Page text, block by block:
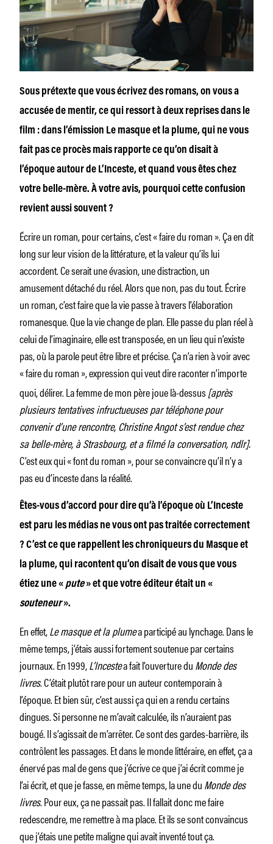
Sous prétexte que vous écrivez des romans, on vous a
accusée de mentir, ce qui ressort à deux reprises dans le
film : dans l’émission Le masque et la plume, qui ne vous
fait pas ce procès mais rapporte ce qu’on disait à
l’époque autour de L’Inceste, et quand vous êtes chez
votre belle-mère. À votre avis, pourquoi cette confusion
revient aussi souvent ?
Écrire un roman, pour certains, c’est « faire du roman ». Ça en dit
long sur leur vision de la littérature, et la valeur qu’ils lui
accordent. Ce serait une évasion, une distraction, un
amusement détaché du réel. Alors que non, pas du tout. Écrire
un roman, c’est faire que la vie passe à travers l’élaboration
romanesque. Que la vie change de plan. Elle passe du plan réel à
celui de l’imaginaire, elle est transposée, en un lieu qui n’existe
pas, où la parole peut être libre et précise. Ça n’a rien à voir avec
« faire du roman »,expression qui veut dire raconter n’importe
quoi, délirer. La femme de mon père joue là-dessus[après
plusieurs tentatives infructueuses par téléphone pour
convenir d’une rencontre, Christine Angot s’est rendue chez
sa belle-mère, à Strasbourg, et a filmé la conversation, ndlr].
C’est eux qui « font du roman », pour se convaincre qu’il n’y a
pas eu d’inceste dans la réalité.
Êtes-vous d’accord pour dire qu’à l’époque où L’Inceste
est paru les médias ne vous ont pas traitée correctement
? C’est ce que rappellent les chroniqueurs du Masque et
la plume, qui racontent qu’on disait de vous que vous
étiez une « pute» et que votre éditeur était un «
souteneur».
En effet,Le masque et la plumea participé au lynchage. Dans le
même temps, j’étais aussi fortement soutenue par certains
journaux. En 1999,L’Incestea fait l’ouverture duMonde des
livres. C’était plutôt rare pour un auteur contemporain à
l’époque. Et bien sûr, c’est aussi ça qui en a rendu certains
dingues. Si personne ne m’avait calculée, ils n’auraient pas
bougé. Il s’agissait de m’arrêter. Ce sont des gardes-barrière, ils
contrôlent les passages. Et dans le monde littéraire, en effet, ça a
énervé pas mal de gens que j’écrive ce que j’ai écrit comme je
l’ai écrit, et que je fasse, en même temps, la une duMonde des
livres. Pour eux, ça ne passait pas. Il fallait donc me faire
redescendre, me remettre à ma place. Et ils se sont convaincus
que j’étais une petite maligne qui avait inventé tout ça.